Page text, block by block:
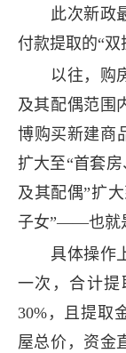
此次新政最
付款提取的“双
以往，购房
及其配偶范围
博购买新建商
扩大至“首套
及其配偶”扩
子女”——也就
具体操作上
一次，合计
30%，且提取
屋总价，资金